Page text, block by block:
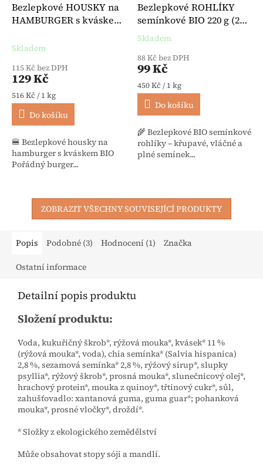
Bezlepkové HOUSKY na
HAMBURGER s kváskem
Schnitzer
Skladem
115 Kč bez DPH
129 Kč
Měrná cena:
516 Kč / 1 kg
Do košíku
🍔 Bezlepkové housky na
hamburger s kváskem BIO
Pořádný burger...
Bezlepkové ROHLÍKY
semínkové BIO 220 g (2
kusy) - Hammermühle
Průměrné hodnocení produktu
Skladem
88 Kč bez DPH
99 Kč
Měrná cena:
450 Kč / 1 kg
Do košíku
🌾 Bezlepkové BIO semínkové
rohlíky – křupavé, vláčné a
plné semínek...
ZOBRAZIT VŠECHNY SOUVISEJÍCÍ PRODUKTY
Popis Podobné (3) Hodnocení (1) Značka
Ostatní informace
Detailní popis produktu
Složení produktu:
Voda, kukuřičný škrob*, rýžová mouka*, kvásek* 11 %
(rýžová mouka*, voda), chia semínka* (Salvia hispanica)
2,8 %, sezamová semínka* 2,8 %, rýžový sirup*, slupky
psyllia*, rýžový škrob*, prosná mouka*, slunečnicový olej*,
hrachový protein*, mouka z quinoy*, třtinový cukr*, sůl,
zahušťovadlo: xantanová guma, guma guar*; pohanková
mouka*, prosné vločky*, droždí*.
* Složky z ekologického zemědělství
Může obsahovat stopy sóji a mandlí.